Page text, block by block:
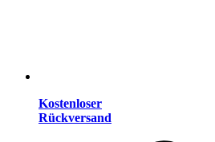
Kostenloser
Rückversand